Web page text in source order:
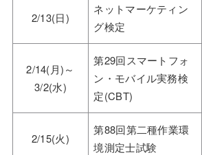
2/13(日)
ネットマーケティン
グ検定
2/14(月)～
3/2(水)
第29回スマートフォ
ン・モバイル実務検
定(CBT)
2/15(火)
第88回第二種作業環
境測定士試験